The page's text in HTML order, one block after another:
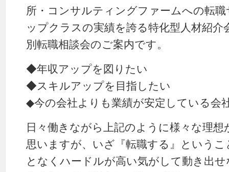
所・コンサルティングファームへの転
ップクラスの実績を誇る特化型人材紹介
別転職相談会のご案内です。
◆年収アップを図りたい
◆スキルアップを目指したい
◆今の会社よりも業績が安定している会
日々働きながら上記のように様々な理
思いますが、いざ『転職する』という
となくハードルが高い気がして動き出